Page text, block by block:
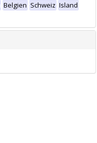
Belgien Schweiz Island